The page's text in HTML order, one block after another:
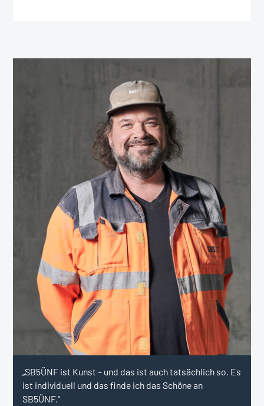
„SB5ÜNF ist Kunst – und das ist auch tatsächlich so. Es
ist individuell und das finde ich das Schöne an
SB5ÜNF.“